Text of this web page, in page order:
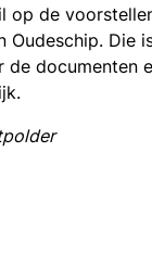
op de
Oudeschip. Die
de documenten